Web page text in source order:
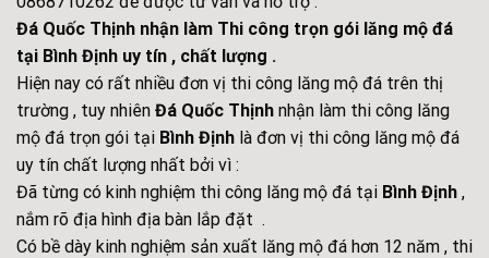
Đá Quốc Thịnh nhận làm Thi công trọn gói lăng mộ đá
tại Bình Định uy tín , chất lượng .
Hiện nay có rất nhiều đơn vị thi công lăng mộ đá trên thị
trường , tuy nhiên Đá Quốc Thịnh nhận làm thi công lăng
mộ đá trọn gói tại Bình Định là đơn vị thi công lăng mộ đá
uy tín chất lượng nhất bởi vì :
Đã từng có kinh nghiệm thi công lăng mộ đá tại Bình Định ,
nắm rõ địa hình địa bàn lắp đặt .
Có bề dày kinh nghiệm sản xuất lăng mộ đá hơn 12 năm , thi